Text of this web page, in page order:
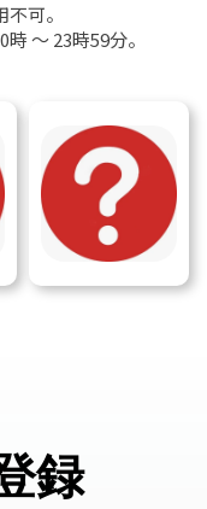
可。
～ 23時59分。
録